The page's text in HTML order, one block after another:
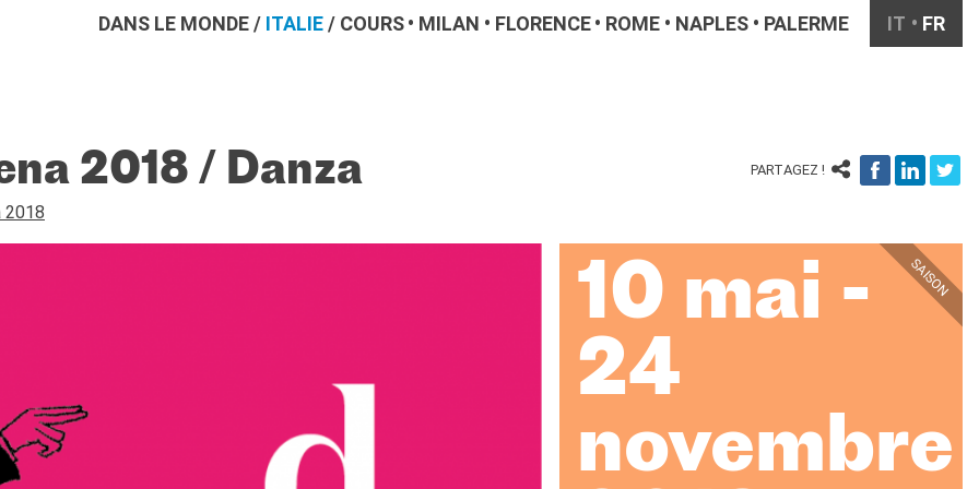
DANS LE MONDE/ ITALIE/ COURS MILAN FLORENCE ROME NAPLES PALERME IT FR
2018 / Danza PARTAGEZ !
2018
10 mai -
24
novembre
SAISON